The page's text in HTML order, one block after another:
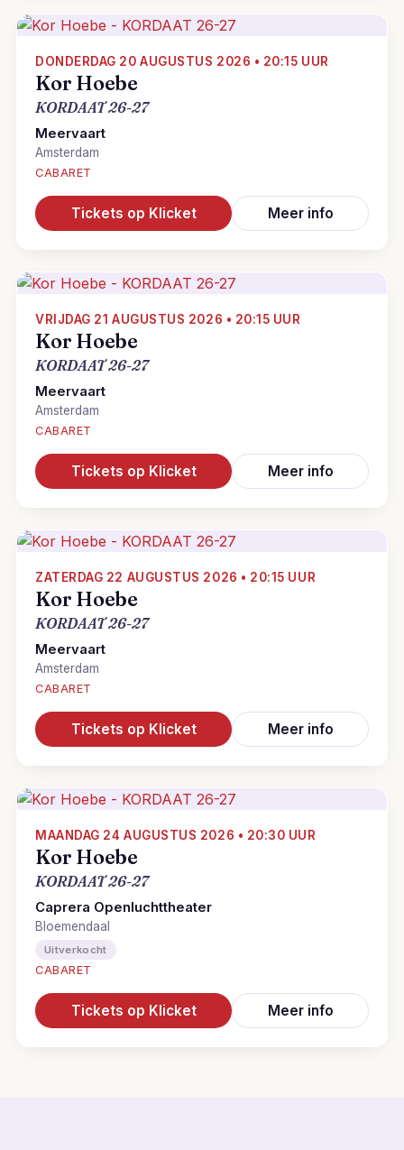
DONDERDAG 20 AUGUSTUS 2026 • 20:15 UUR
Kor Hoebe
KORDAAT 26-27
Meervaart
Amsterdam
CABARET
Tickets op Klicket Meer info
VRIJDAG 21 AUGUSTUS 2026 • 20:15 UUR
Kor Hoebe
KORDAAT 26-27
Meervaart
Amsterdam
CABARET
Tickets op Klicket Meer info
ZATERDAG 22 AUGUSTUS 2026 • 20:15 UUR
Kor Hoebe
KORDAAT 26-27
Meervaart
Amsterdam
CABARET
Tickets op Klicket Meer info
MAANDAG 24 AUGUSTUS 2026 • 20:30 UUR
Kor Hoebe
KORDAAT 26-27
Caprera Openluchttheater
Bloemendaal
Uitverkocht
CABARET
Tickets op Klicket Meer info